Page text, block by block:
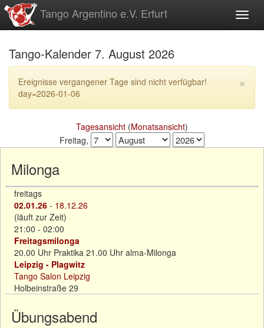
zum
Inhalt
Tango Argentino e.V. Erfurt
Tango-Kalender 7. August 2026
×
Ereignisse vergangener Tage sind nicht verfügbar!
day=2026-01-06
Tagesansicht (Monatsansicht)
Freitag,
Milonga
freitags
02.01.26 - 18.12.26
(läuft zur Zeit)
21:00 - 02:00
Freitagsmilonga
20.00 Uhr Praktika 21.00 Uhr alma-Milonga
Leipzig - Plagwitz
Tango Salon Leipzig
Holbeinstraße 29
Übungsabend